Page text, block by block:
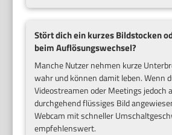
Stört dich ein kurzes Bildstocken
beim Auflösungswechsel?
Manche Nutzer nehmen kurze
wahr und können damit leben. Wenn
Videostreamen oder Meetings jedoch
durchgehend flüssiges Bild
Webcam mit schneller
empfehlenswert.